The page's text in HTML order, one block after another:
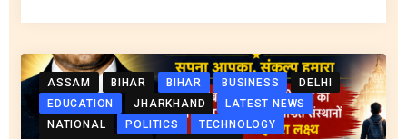
ASSAM BIHAR BIHAR BUSINESS
DELHI
EDUCATION
JHARKHAND
LATEST NEWS
NATIONAL
POLITICS
TECHNOLOGY